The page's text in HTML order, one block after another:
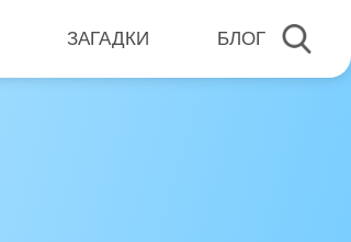
ЗАГАДКИ БЛОГ